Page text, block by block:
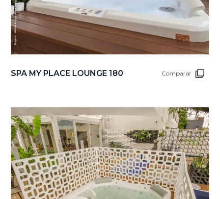
SPA MY PLACE LOUNGE 180 Comparar